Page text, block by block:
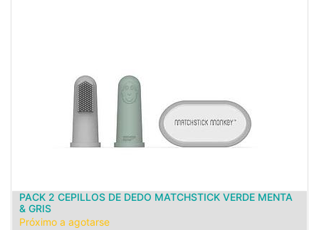
PACK 2 CEPILLOS DE DEDO MATCHSTICK VERDE MENTA
& GRIS
Próximo a agotarse